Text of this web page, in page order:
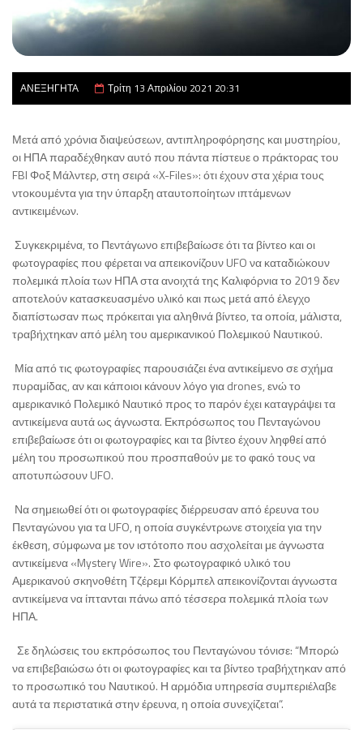
ΑΝΕΞΗΓΗΤΑ Τρίτη 13 Απριλίου 2021 20:31
Μετά από χρόνια διαψεύσεων, αντιπληροφόρησης και μυστηρίου,
οι ΗΠΑ παραδέχθηκαν αυτό που πάντα πίστευε ο πράκτορας του
FBI Φοξ Μάλντερ, στη σειρά «X-Files»: ότι έχουν στα χέρια τους
ντοκουμέντα για την ύπαρξη αταυτοποίητων ιπτάμενων
αντικειμένων.
Συγκεκριμένα, το Πεντάγωνο επιβεβαίωσε ότι τα βίντεο και οι
φωτογραφίες που φέρεται να απεικονίζουν UFO να καταδιώκουν
πολεμικά πλοία των ΗΠΑ στα ανοιχτά της Καλιφόρνια το 2019 δεν
αποτελούν κατασκευασμένο υλικό και πως μετά από έλεγχο
διαπίστωσαν πως πρόκειται για αληθινά βίντεο, τα οποία, μάλιστα,
τραβήχτηκαν από μέλη του αμερικανικού Πολεμικού Ναυτικού.
Μία από τις φωτογραφίες παρουσιάζει ένα αντικείμενο σε σχήμα
πυραμίδας, αν και κάποιοι κάνουν λόγο για drones, ενώ το
αμερικανικό Πολεμικό Ναυτικό προς το παρόν έχει καταγράψει τα
αντικείμενα αυτά ως άγνωστα. Εκπρόσωπος του Πενταγώνου
επιβεβαίωσε ότι οι φωτογραφίες και τα βίντεο έχουν ληφθεί από
μέλη του προσωπικού που προσπαθούν με το φακό τους να
αποτυπώσουν UFO.
Να σημειωθεί ότι οι φωτογραφίες διέρρευσαν από έρευνα του
Πενταγώνου για τα UFO, η οποία συγκέντρωνε στοιχεία για την
έκθεση, σύμφωνα με τον ιστότοπο που ασχολείται με άγνωστα
αντικείμενα «Mystery Wire». Στο φωτογραφικό υλικό του
Αμερικανού σκηνοθέτη Τζέρεμι Κόρμπελ απεικονίζονται άγνωστα
αντικείμενα να ίπτανται πάνω από τέσσερα πολεμικά πλοία των
ΗΠΑ.
Σε δηλώσεις του εκπρόσωπος του Πενταγώνου τόνισε: “Μπορώ
να επιβεβαιώσω ότι οι φωτογραφίες και τα βίντεο τραβήχτηκαν από
το προσωπικό του Ναυτικού. Η αρμόδια υπηρεσία συμπεριέλαβε
αυτά τα περιστατικά στην έρευνα, η οποία συνεχίζεται“.